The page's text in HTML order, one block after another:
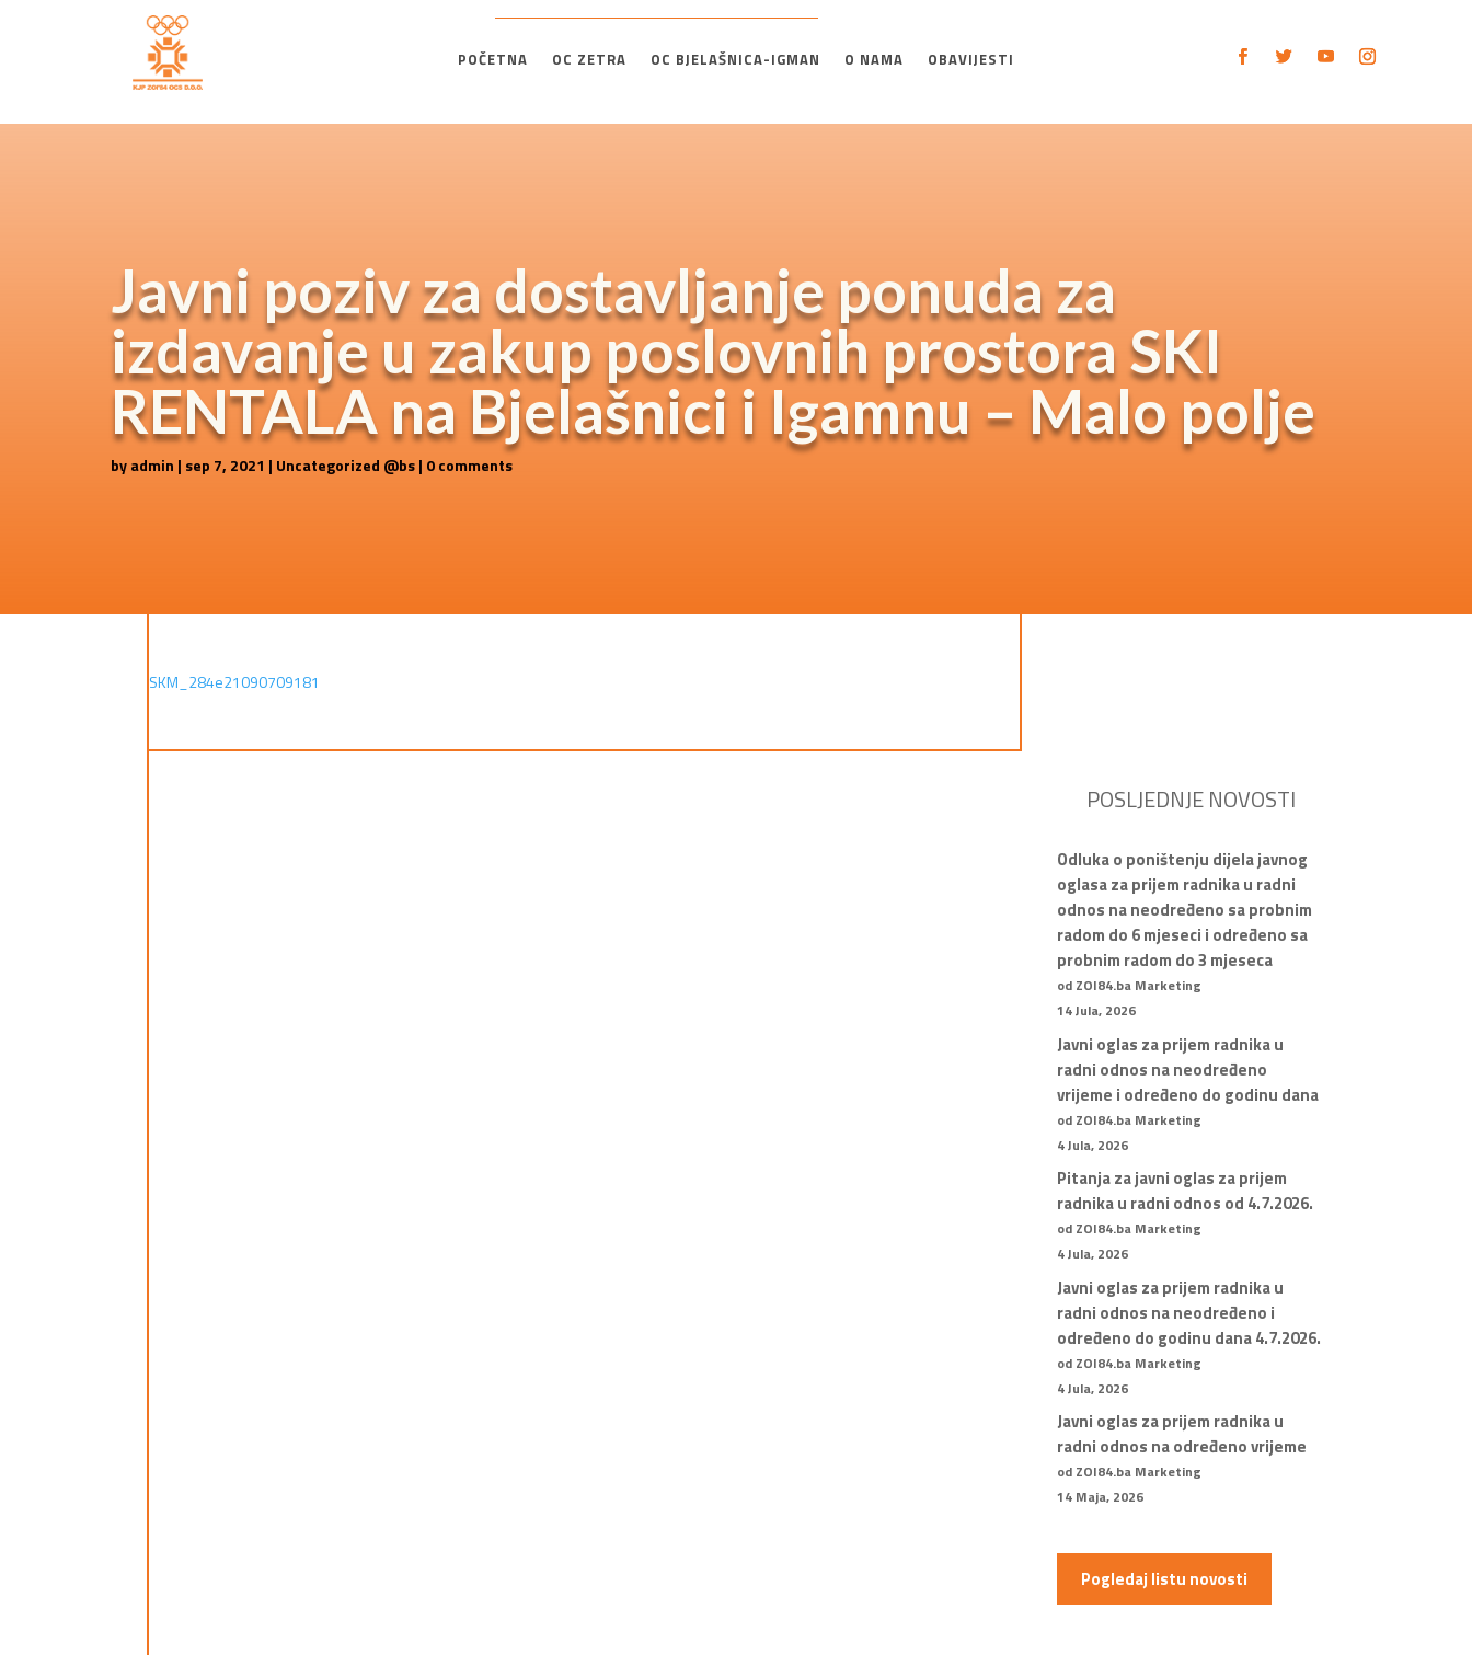
POČETNA OC ZETRA OC BJELAŠNICA-IGMAN O NAMA OBAVIJESTI
Javni poziv za dostavljanje ponuda za
izdavanje u zakup poslovnih prostora SKI
RENTALA na Bjelašnici i Igamnu – Malo polje
byadmin | sep 7, 2021 | Uncategorized @bs| 0 comments
SKM_284e21090709181
POSLJEDNJE NOVOSTI
Odluka o poništenju dijela javnog
oglasa za prijem radnika u radni
odnos na neodređeno sa probnim
radom do 6 mjeseci i određeno sa
probnim radom do 3 mjeseca
od ZOI84.ba Marketing
14 Jula, 2026
Javni oglas za prijem radnika u
radni odnos na neodređeno
vrijeme i određeno do godinu dana
od ZOI84.ba Marketing
4 Jula, 2026
Pitanja za javni oglas za prijem
radnika u radni odnos od 4.7.2026.
od ZOI84.ba Marketing
4 Jula, 2026
Javni oglas za prijem radnika u
radni odnos na neodređeno i
određeno do godinu dana 4.7.2026.
od ZOI84.ba Marketing
4 Jula, 2026
Javni oglas za prijem radnika u
radni odnos na određeno vrijeme
od ZOI84.ba Marketing
14 Maja, 2026
Pogledaj listu novosti